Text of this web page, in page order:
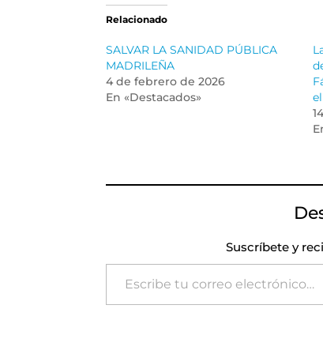
Relacionado
SALVAR LA SANIDAD PÚBLICA
MADRILEÑA
4 de febrero de 2026
En «Destacados»
Suscríbete y
Escribe tu correo electrónico…